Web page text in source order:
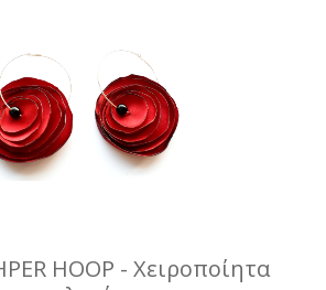
HOOP - Χειροποίητα